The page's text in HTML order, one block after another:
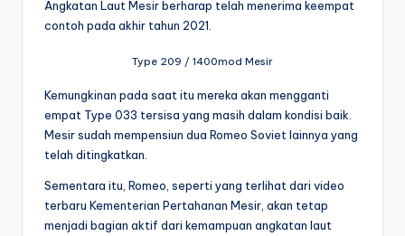
Angkatan Laut Mesir berharap telah menerima keempat
contoh pada akhir tahun 2021.
Type 209 / 1400mod Mesir
Kemungkinan pada saat itu mereka akan mengganti
empat Type 033 tersisa yang masih dalam kondisi baik.
Mesir sudah mempensiun dua Romeo Soviet lainnya yang
telah ditingkatkan.
Sementara itu, Romeo, seperti yang terlihat dari video
terbaru Kementerian Pertahanan Mesir, akan tetap
menjadi bagian aktif dari kemampuan angkatan laut